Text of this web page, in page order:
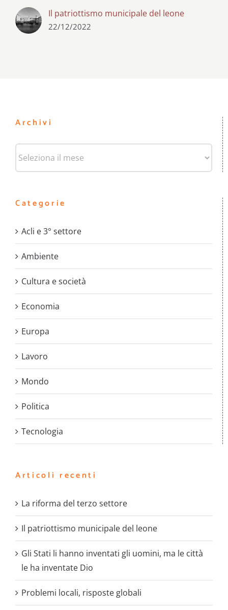
Il patriottismo municipale del leone
22/12/2022
Archivi
Categorie
Acli e 3° settore
Ambiente
Cultura e società
Economia
Europa
Lavoro
Mondo
Politica
Tecnologia
Articoli recenti
La riforma del terzo settore
Il patriottismo municipale del leone
Gli Stati li hanno inventati gli uomini, ma le città
le ha inventate Dio
Problemi locali, risposte globali